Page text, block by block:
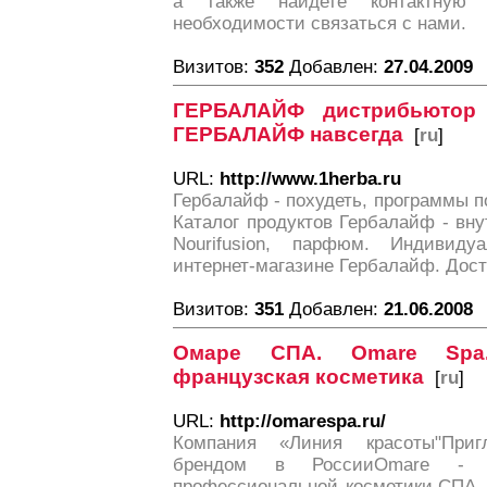
необходимости связаться с нами.
Визитов: 352 Добавлен: 27.04.2009
ГЕРБАЛАЙФ
ГЕРБАЛАЙФ навсегда [ru]
URL: http://www.1herba.ru
Гербалайф - похудеть, программы
Каталог продуктов Гербалайф -
Nourifusion, парфюм.
интернет-магазине Гербалайф.
Визитов: 351 Добавлен: 21.06.2008
Омаре СПА. Omare Spa.
французская косметика [ru]
URL: http://omarespa.ru/
Компания «Линия
брендом в РоссииOmare -